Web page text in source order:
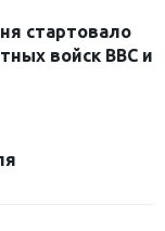
стартовало
войск ВВС и